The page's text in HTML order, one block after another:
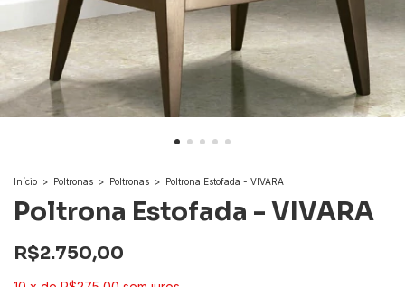
Início > Poltronas > Poltronas > Poltrona Estofada - VIVARA
Poltrona Estofada - VIVARA
R$2.750,00